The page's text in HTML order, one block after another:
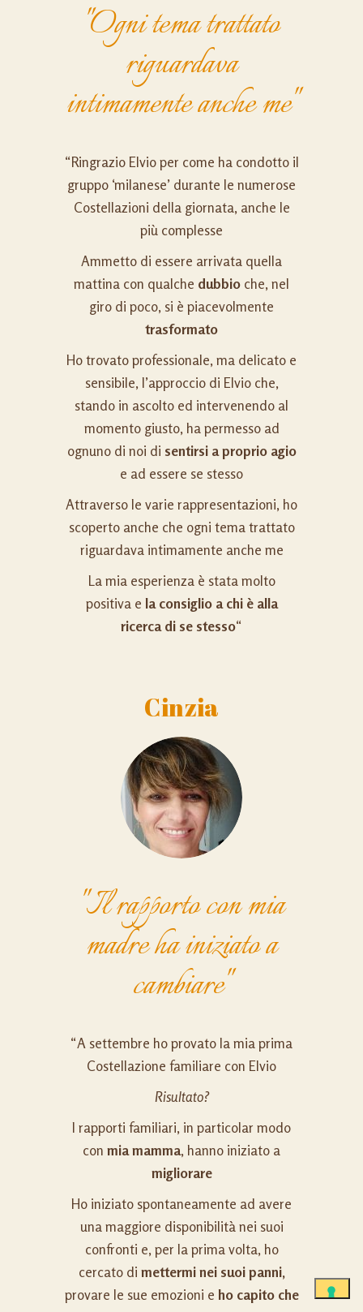
"Ogni tema trattato
riguardava
intimamente anche me"
“Ringrazio Elvio per come ha condotto il
gruppo ‘milanese’ durante le numerose
Costellazioni della giornata, anche le
più complesse
Ammetto di essere arrivata quella
mattina con qualche dubbio che, nel
giro di poco, si è piacevolmente
trasformato
Ho trovato professionale, ma delicato e
sensibile, l’approccio di Elvio che,
stando in ascolto ed intervenendo al
momento giusto, ha permesso ad
ognuno di noi di sentirsi a proprio agio
e ad essere se stesso
Attraverso le varie rappresentazioni, ho
scoperto anche che ogni tema trattato
riguardava intimamente anche me
La mia esperienza è stata molto
positiva e la consiglio a chi è alla
ricerca di se stesso“
Cinzia
"Il rapporto con mia
madre ha iniziato a
cambiare"
“A settembre ho provato la mia prima
Costellazione familiare con Elvio
Risultato?
I rapporti familiari, in particolar modo
con miamamma, hanno iniziato a
migliorare
Ho iniziato spontaneamente ad avere
una maggiore disponibilità nei suoi
confronti e, per la prima volta, ho
cercato di mettermi nei suoi panni,
provare le sue emozioni e ho capito che